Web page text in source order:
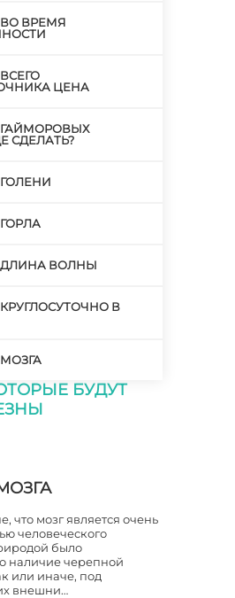
ВО ВРЕМЯ
ЦЕНА
ГАЙМОРОВЫХ
СДЕЛАТЬ?
ДЛИНА ВОЛНЫ
В
БУДУТ
что мозг является очень
человеческого
было
наличие черепной
или иначе, под
внешни…